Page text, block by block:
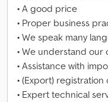
• A good price
• Proper business
• We speak many
• We understand our
• Assistance with
• (Export)
• Expert technical